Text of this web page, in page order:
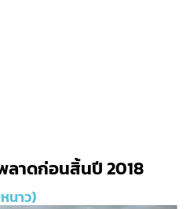
ลาดก่อนสิ้นปี 2018
นาว)